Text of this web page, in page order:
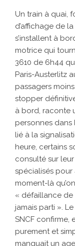
Un train à quai,
d’affichage de
s’installent à
motrice qui
3610 de 6h44
Paris-Austerlitz
passagers
stopper
à bord, raconte
personnes dans
lié à la
heure, certains
consulté sur
spécialisés pour
moment-là
« défaillance de
jamais parti ».
SNCF confirme,
purement et
manquait un